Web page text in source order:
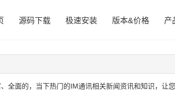
源码下载 极速安装 版本&价格 产
全面的，当下热门的IM通讯相关新闻资讯和知识，让